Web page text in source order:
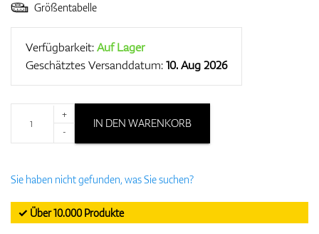
Größentabelle
Verfügbarkeit:Auf Lager
Geschätztes Versanddatum:10. Aug 2026
+
-
IN DEN WARENKORB
Sie haben nicht gefunden, was Sie suchen?
✓ Über 10.000 Produkte